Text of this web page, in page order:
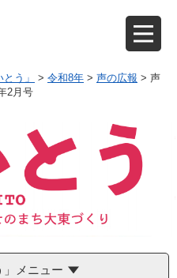
う」 > 令和8年 > 声の広報 > 声
2月号
」メニュー